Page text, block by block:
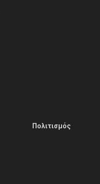
Πολιτισμός